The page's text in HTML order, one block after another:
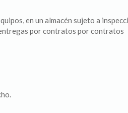
en un almacén sujeto a
por contratos por contratos